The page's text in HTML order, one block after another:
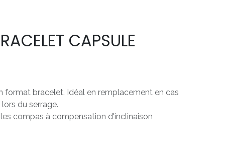
CAPSULE
format bracelet. Idéal en remplacement en cas
du serrage.
compas à compensation d'inclinaison